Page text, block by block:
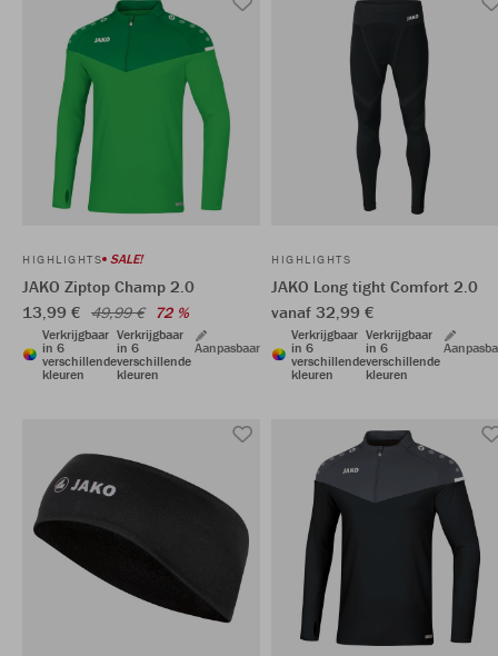
HIGHLIGHTS SALE!
JAKO Ziptop Champ 2.0
13,99 € 49,99 € 72 %
Verkrijgbaar
in 6
verschillende
kleuren
Verkrijgbaar
in 6
verschillende
kleuren
Aanpasbaar
HIGHLIGHTS
JAKO Long tight Comfort 2.0
vanaf 32,99 €
Verkrijgbaar
in 6
verschillende
kleuren
Verkrijgbaar
in 6
verschillende
kleuren